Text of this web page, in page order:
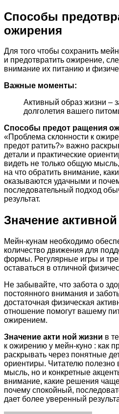
Способы
ожирения
Для того чтобы сохранить
и предотвратить ожирение,
внимание их питанию и
Важные моменты:
Активный образ жизни –
долголетия вашего
Способы предот ращения
«Проблема склонности к
предот ратить?» важно
детали и практические
видеть не только общую
на что обратить внимание,
оказываются удачными и
последовательный подход
результат.
Значение
Мейн-кунам необходимо
количество движения для
формы. Регулярные игры и
оставаться в отличной
Не забывайте, что забота о
постоянного внимания и
достаточная физическая
отношение помогут вашему
ожирением.
Значение акти ной жизни в
к ожирению у мейн-куно : как
раскрывать через понятные
ориентиры. Читателю полезно
мысль, но и конкретные
внимание, какие решения
почему спокойный,
дает более уверенный